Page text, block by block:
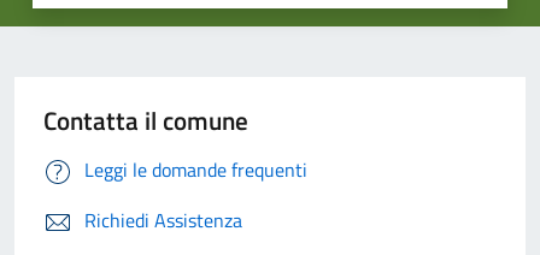
Contatta il comune
Leggi le domande frequenti
Richiedi Assistenza